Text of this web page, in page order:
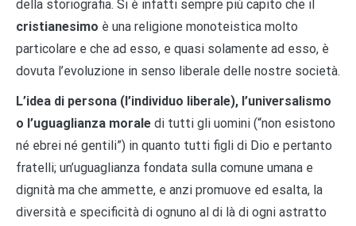
della storiografia. Si è infatti sempre più capito che il
cristianesimo è una religione monoteistica molto
particolare e che ad esso, e quasi solamente ad esso, è
dovuta l’evoluzione in senso liberale delle nostre società.
L’idea di persona (l’individuo liberale), l’universalismo
o l’uguaglianza morale di tutti gli uomini (“non esistono
né ebrei né gentili”) in quanto tutti figli di Dio e pertanto
fratelli; un’uguaglianza fondata sulla comune umana e
dignità ma che ammette, e anzi promuove ed esalta, la
diversità e specificità di ognuno al di là di ogni astratto